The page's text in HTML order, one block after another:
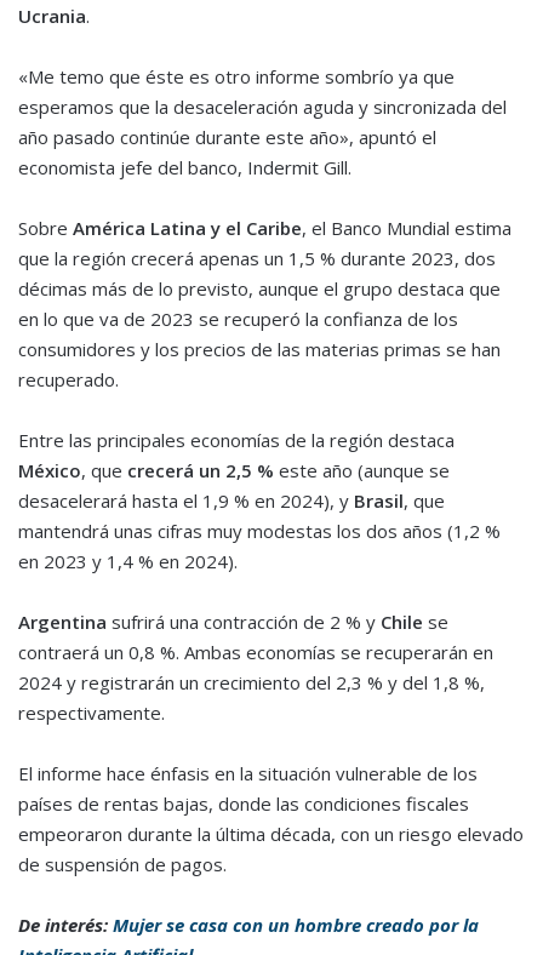
Ucrania.
«Me temo que éste es otro informe sombrío ya que
esperamos que la desaceleración aguda y sincronizada del
año pasado continúe durante este año», apuntó el
economista jefe del banco, Indermit Gill.
Sobre América Latina y el Caribe, el Banco Mundial estima
que la región crecerá apenas un 1,5 % durante 2023, dos
décimas más de lo previsto, aunque el grupo destaca que
en lo que va de 2023 se recuperó la confianza de los
consumidores y los precios de las materias primas se han
recuperado.
Entre las principales economías de la región destaca
México, que crecerá un 2,5 % este año (aunque se
desacelerará hasta el 1,9 % en 2024), y Brasil, que
mantendrá unas cifras muy modestas los dos años (1,2 %
en 2023 y 1,4 % en 2024).
Argentina sufrirá una contracción de 2 % y Chile se
contraerá un 0,8 %. Ambas economías se recuperarán en
2024 y registrarán un crecimiento del 2,3 % y del 1,8 %,
respectivamente.
El informe hace énfasis en la situación vulnerable de los
países de rentas bajas, donde las condiciones fiscales
empeoraron durante la última década, con un riesgo elevado
de suspensión de pagos.
De interés: Mujer se casa con un hombre creado por la